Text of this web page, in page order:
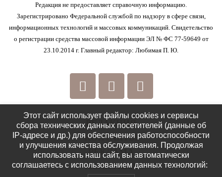
Редакция не предоставляет справочную информацию.
Зарегистрировано Федеральной службой по надзору в сфере связи,
информационных технологий и массовых коммуникаций. Свидетельство
о регистрации средства массовой информации ЭЛ № ФС 77-59649 от
23.10.2014 г. Главный редактор: Любимая П. Ю.
РЕДАКЦИЯ
КОНТАКТЫ
РЕКЛАМА
ПОЛИТИКА
Этот сайт использует файлы cookies и сервисы
сбора технических данных посетителей (данные об
IP-адресе и др.) для обеспечения работоспособности
и улучшения качества обслуживания. Продолжая
использовать наш сайт, вы автоматически
соглашаетесь с использованием данных технологий: